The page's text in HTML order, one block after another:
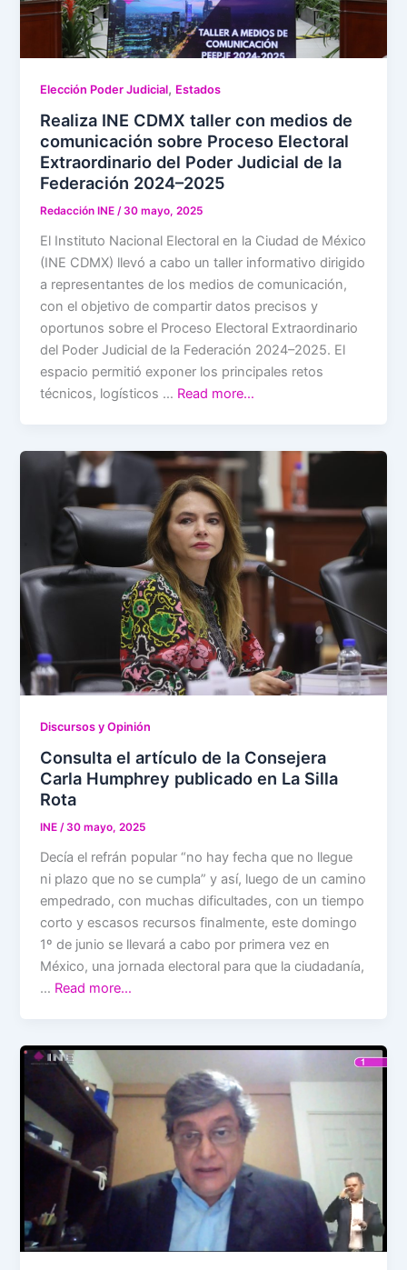
Elección Poder Judicial, Estados
Realiza INE CDMX taller con medios de
comunicación sobre Proceso Electoral
Extraordinario del Poder Judicial de la
Federación 2024–2025
Redacción INE/30 mayo, 2025
El Instituto Nacional Electoral en la Ciudad de México
(INE CDMX) llevó a cabo un taller informativo dirigido
a representantes de los medios de comunicación,
con el objetivo de compartir datos precisos y
oportunos sobre el Proceso Electoral Extraordinario
del Poder Judicial de la Federación 2024–2025. El
espacio permitió exponer los principales retos
técnicos, logísticos … Read more…
Discursos y Opinión
Consulta el artículo de la Consejera
Carla Humphrey publicado en La Silla
Rota
INE/30 mayo, 2025
Decía el refrán popular “no hay fecha que no llegue
ni plazo que no se cumpla” y así, luego de un camino
empedrado, con muchas dificultades, con un tiempo
corto y escasos recursos finalmente, este domingo
1º de junio se llevará a cabo por primera vez en
México, una jornada electoral para que la ciudadanía,
… Read more…